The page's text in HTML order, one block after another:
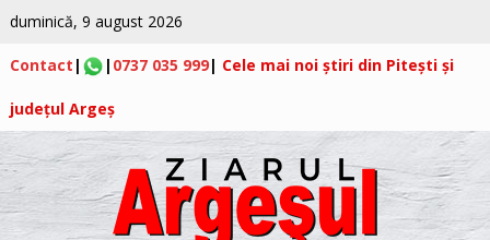
duminică, 9 august 2026
Contact | | 0737 035 999| Cele mai noi știri din Pitești și
județul Argeș